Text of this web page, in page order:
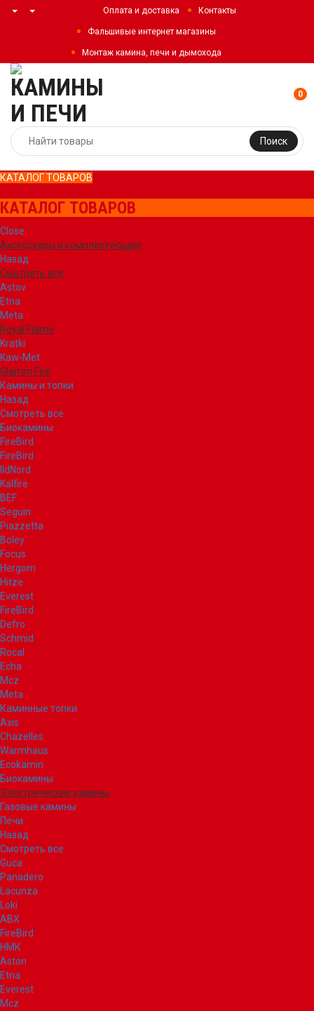
Оплата и доставка Контакты
Фальшивые интернет магазины
Монтаж камина, печи и дымохода
Поиск
0
КАТАЛОГ ТОВАРОВ
КАТАЛОГ ТОВАРОВ
Close
Аксессуары и комплектующие
Назад
Смотреть все
Astov
Etna
Meta
Royal Flame
Kratki
Kaw-Met
Glamm Fire
Камины и топки
Назад
Смотреть все
Биокамины
FireBird
FireBird
IldNord
Kalfire
BEF
Seguin
Piazzetta
Boley
Focus
Hergom
Hitze
Everest
FireBird
Defro
Schmid
Rocal
Echa
Mcz
Meta
Каминные топки
Axis
Chazelles
Warmhaus
Ecokamin
Биокамины
Электрические камины
Газовые камины
Печи
Назад
Смотреть все
Guca
Panadero
Lacunza
Loki
ABX
FireBird
НМК
Aston
Etna
Everest
Mcz